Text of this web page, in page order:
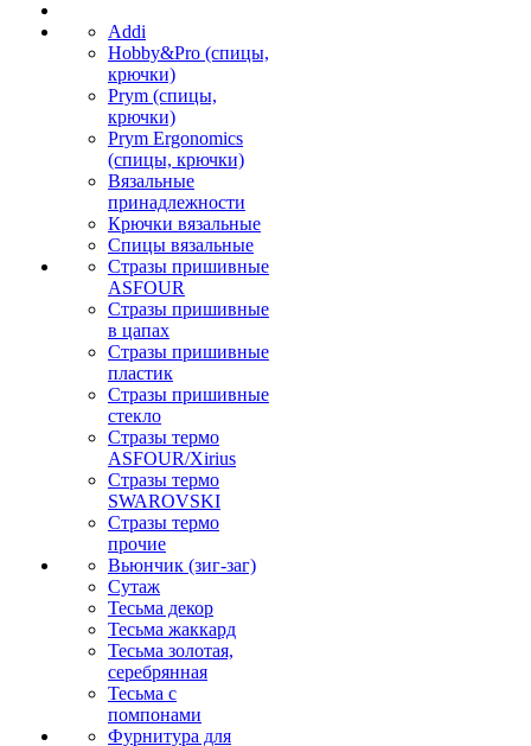
Addi
Hobby&Pro (спицы,
крючки)
Prym (спицы,
крючки)
Prym Ergonomics
(спицы, крючки)
Вязальные
принадлежности
Крючки вязальные
Спицы вязальные
Стразы пришивные
ASFOUR
Стразы пришивные
в цапах
Стразы пришивные
пластик
Стразы пришивные
стекло
Стразы термо
ASFOUR/Xirius
Стразы термо
SWAROVSKI
Стразы термо
прочие
Вьюнчик (зиг-заг)
Сутаж
Тесьма декор
Тесьма жаккард
Тесьма золотая,
серебрянная
Тесьма с
помпонами
Фурнитура для